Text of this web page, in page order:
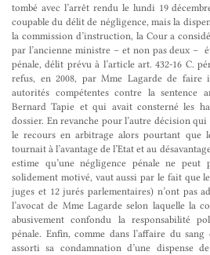
tombé avec l’arrêt rendu le lundi 19
coupable du délit de négligence, mais la
la commission d’instruction, la Cour a
par l’ancienne ministre – et non pas deux –
pénale, délit prévu à l’article art. 432-16 C.
refus, en 2008, par Mme Lagarde de
autorités compétentes contre la sentence
Bernard Tapie et qui avait consterné les
dossier. En revanche pour l’autre décision
le recours en arbitrage alors pourtant que
tournait à l’avantage de l’Etat et au
estime qu’une négligence pénale ne peut
solidement motivé, vaut aussi par le fait que
juges et 12 jurés parlementaires) n’ont pas
l’avocat de Mme Lagarde selon laquelle la
abusivement confondu la responsabilité
pénale. Enfin, comme dans l’affaire du
assorti sa condamnation d’une dispense